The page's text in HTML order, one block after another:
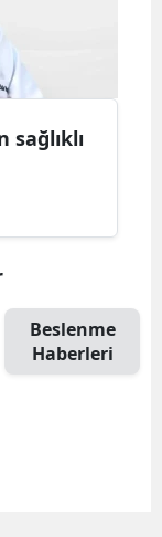
sağlıklı
Beslenme
Haberleri